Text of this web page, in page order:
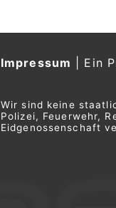
Impressum Ein
Wir sind keine
Polizei, Feuerwehr,
Eidgenossenschaft